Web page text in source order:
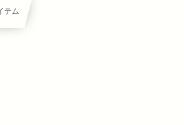
テム